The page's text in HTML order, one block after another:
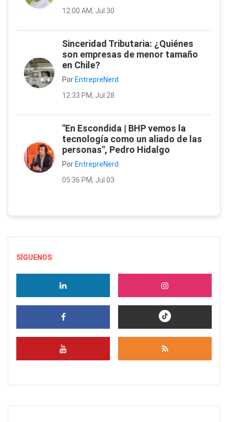
12:00 AM, Jul 30
Sinceridad Tributaria: ¿Quiénes
son empresas de menor tamaño
en Chile?
Por EntrepreNerd
12:33 PM, Jul 28
"En Escondida | BHP vemos la
tecnología como un aliado de las
personas", Pedro Hidalgo
Por EntrepreNerd
05:36 PM, Jul 03
SÍGUENOS